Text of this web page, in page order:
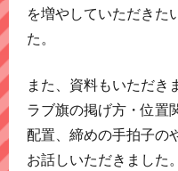
を増やしていただきた
た。
また、資料もいただき
ラブ旗の掲げ方・位置
配置、締めの手拍子の
お話しいただきました。